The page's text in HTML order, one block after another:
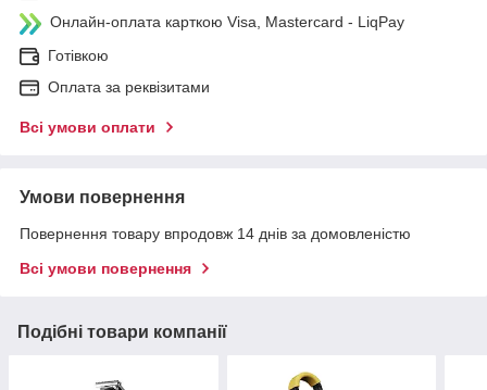
Онлайн-оплата карткою Visa, Mastercard - LiqPay
Готівкою
Оплата за реквізитами
Всі умови оплати
Умови повернення
Повернення товару впродовж 14 днів за домовленістю
Всі умови повернення
Подібні товари компанії